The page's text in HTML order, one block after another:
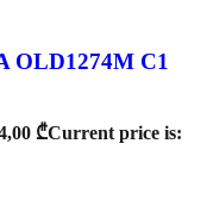
OLD1274M C1
₾Current price is: